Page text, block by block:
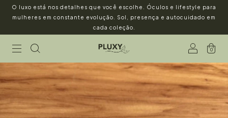
O luxo está nos detalhes que você escolhe. Óculos e lifestyle para
mulheres em constante evolução. Sol, presença e autocuidado em
cada coleção.
0